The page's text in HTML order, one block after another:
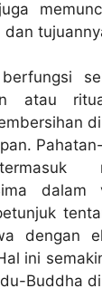
atau
dalam
dengan
ini
Buddha